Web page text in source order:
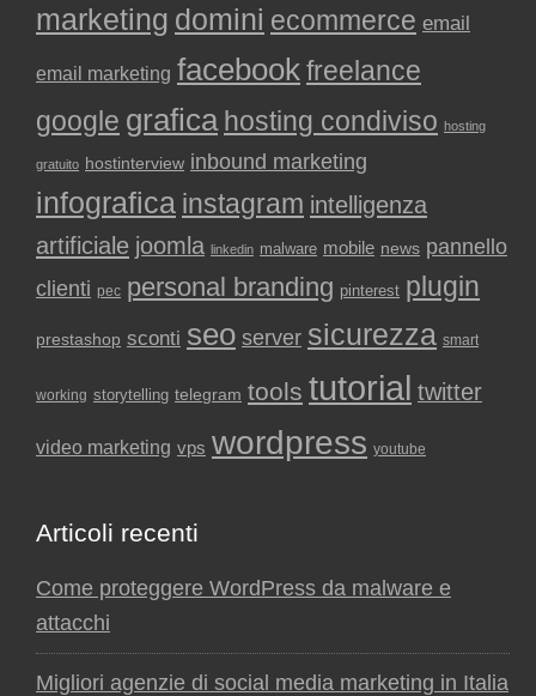
marketing domini ecommerce email
email marketing facebookfreelance
google grafica hosting condiviso hosting
gratuito hostinterview inbound marketing
infografica instagram intelligenza
artificiale joomla linkedin malware mobile news pannello
clienti pec personal branding pinterest plugin
prestashop sconti seo server sicurezza smart
working storytelling telegram tools tutorial twitter
video marketing vps wordpress youtube
Articoli recenti
Come proteggere WordPress da malware e
attacchi
Migliori agenzie di social media marketing in Italia